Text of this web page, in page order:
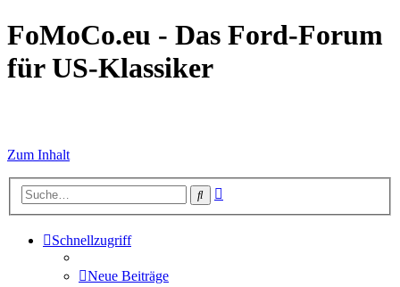
FoMoCo.eu - Das Ford-Forum
für US-Klassiker
Zum Inhalt
Suche
Schnellzugriff
Neue Beiträge